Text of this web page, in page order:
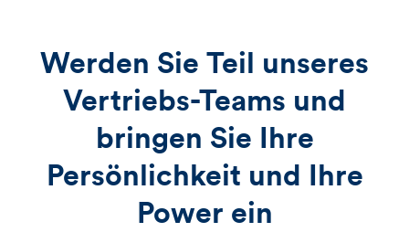
Werden Sie Teil unseres
Vertriebs-Teams und
bringen Sie Ihre
Persönlichkeit und Ihre
Power ein